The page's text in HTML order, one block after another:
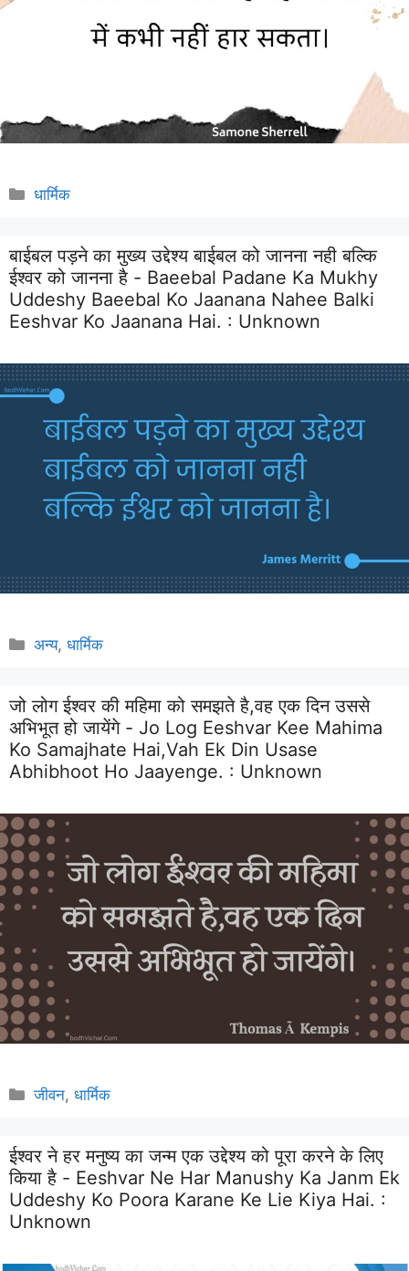
Categories
धार्मिक
बाईबल पड़ने का मुख्य उद्देश्य बाईबल को जानना नही बल्कि
ईश्वर को जानना है - Baeebal Padane Ka Mukhy
Uddeshy Baeebal Ko Jaanana Nahee Balki
Eeshvar Ko Jaanana Hai. : Unknown
Categories
अन्य,धार्मिक
जो लोग ईश्वर की महिमा को समझते है,वह एक दिन उससे
अभिभूत हो जायेंगे - Jo Log Eeshvar Kee Mahima
Ko Samajhate Hai,vah Ek Din Usase
Abhibhoot Ho Jaayenge. : Unknown
Categories
जीवन,धार्मिक
ईश्वर ने हर मनुष्य का जन्म एक उद्देश्य को पूरा करने के लिए
किया है - Eeshvar Ne Har Manushy Ka Janm Ek
Uddeshy Ko Poora Karane Ke Lie Kiya Hai. :
Unknown